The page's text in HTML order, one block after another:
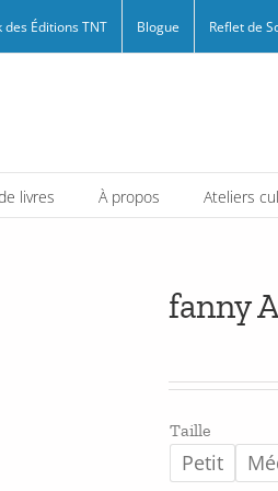
des Éditions TNT Blogue Reflet de
livres À propos Ateliers
fanny
Taille
Petit